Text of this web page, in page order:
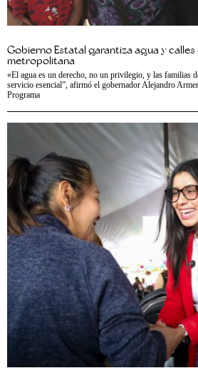
Gobierno Estatal garantiza agua y
metropolitana
«El agua es un derecho, no un privilegio, y las familias
servicio esencial”, afirmó el gobernador Alejandro
Programa